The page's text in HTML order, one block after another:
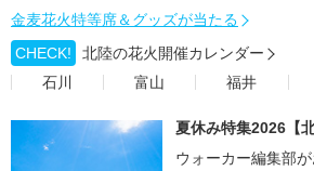
金麦花火特等席＆グッズが当たる
CHECK!
北陸の花火開催カレンダー
石川
富山 福井
夏休み特集2026【北
ウォーカー編集部